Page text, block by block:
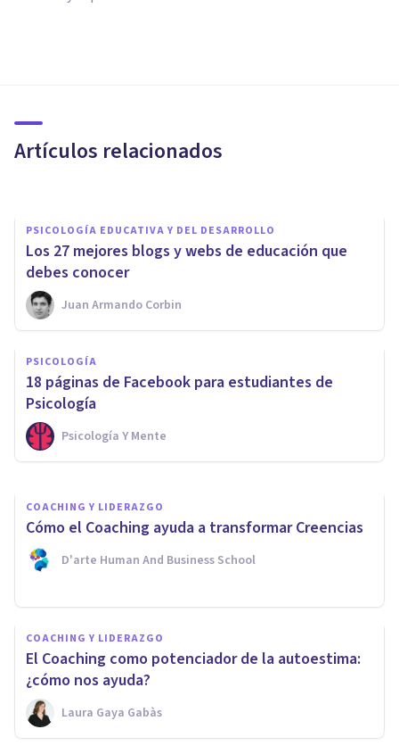
Artículos relacionados
expansión
PSICOLOGÍA EDUCATIVA Y DEL DESARROLLO
Los 27 mejores blogs y webs de educación que
debes conocer
Juan Armando Corbin
PSICOLOGÍA
​18 páginas de Facebook para estudiantes de
Psicología
Psicología Y Mente
Por qué negar nuestros
problemas es la peor solución
Javi Soriano
COACHING Y LIDERAZGO
Cómo el Coaching ayuda a transformar Creencias
D'arte Human And Business School
COACHING Y LIDERAZGO
El Coaching como potenciador de la autoestima:
¿cómo nos ayuda?
Laura Gaya Gabàs